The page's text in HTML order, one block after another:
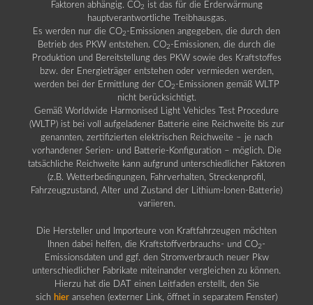
Faktoren abhängig. CO2 ist das für die Erderwärmung
hauptverantwortliche Treibhausgas.
Es werden nur die CO2 -Emissionen angegeben, die durch den
Betrieb des PKW entstehen. CO2 -Emissionen, die durch die
Produktion und Bereitstellung des PKW sowie des Kraftstoffes
bzw. der Energieträger entstehen oder vermieden werden,
werden bei der Ermittlung der CO2 -Emissionen gemäß WLTP
nicht berücksichtigt.
Gemäß Worldwide Harmonised Light Vehicles Test Procedure
(WLTP) ist bei voll aufgeladener Batterie eine Reichweite bis zur
genannten, zertifizierten elektrischen Reichweite – je nach
vorhandener Serien- und Batterie-Konfiguration – möglich. Die
tatsächliche Reichweite kann aufgrund unterschiedlicher Faktoren
(z.B. Wetterbedingungen, Fahrverhalten, Streckenprofil,
Fahrzeugzustand, Alter und Zustand der Lithium-Ionen-Batterie)
variieren.
Die Hersteller und Importeure von Kraftfahrzeugen möchten
Ihnen dabei helfen, die Kraftstoffverbrauchs- und CO2 -
Emissionsdaten und ggf. den Stromverbrauch neuer Pkw
unterschiedlicher Fabrikate miteinander vergleichen zu können.
Hierzu hat die DAT einen Leitfaden erstellt, den Sie
sich hier ansehen (externer Link, öffnet in separatem Fenster)